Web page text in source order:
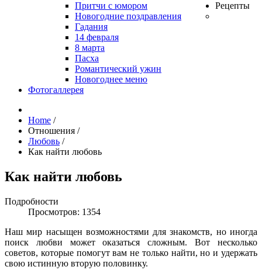
Притчи с юмором
Новогодние поздравления
Гадания
14 февраля
8 марта
Рецепты
Пасха
Романтический ужин
Новогоднее меню
Фотогаллерея
Home /
Отношения /
Любовь /
Как найти любовь
Как найти любовь
Подробности
Просмотров: 1354
Наш мир насыщен возможностями для знакомств, но иногда
поиск любви может оказаться сложным. Вот несколько
советов, которые помогут вам не только найти, но и удержать
свою истинную вторую половинку.